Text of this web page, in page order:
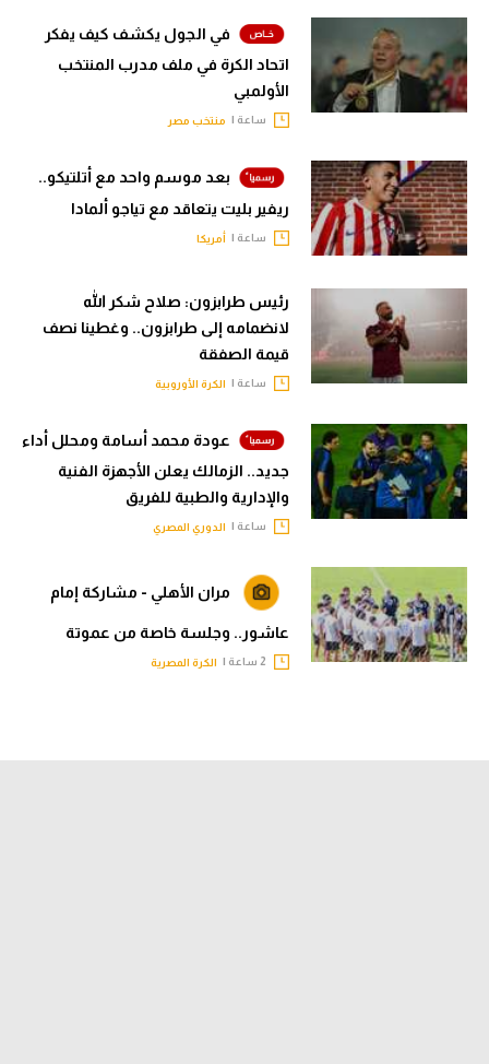
في الجول يكشف كيف يفكر
اتحاد الكرة في ملف مدرب المنتخب
الأولمبي
ساعة | منتخب مصر
بعد موسم واحد مع أتلتيكو..
ريفير بليت يتعاقد مع تياجو ألمادا
ساعة | أمريكا
رئيس طرابزون: صلاح شكر الله
لانضمامه إلى طرابزون.. وغطينا نصف
قيمة الصفقة
ساعة | الكرة الأوروبية
عودة محمد أسامة ومحلل أداء
جديد.. الزمالك يعلن الأجهزة الفنية
والإدارية والطبية للفريق
ساعة | الدوري المصري
مران الأهلي - مشاركة إمام
عاشور.. وجلسة خاصة من عموتة
الكرة المصرية